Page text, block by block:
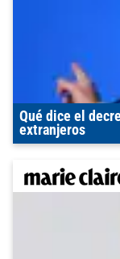
Qué dice el
extranjeros